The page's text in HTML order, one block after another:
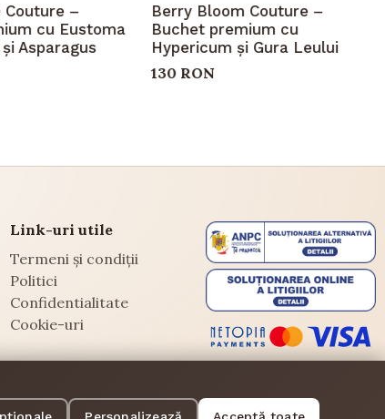
Couture –
cu Eustoma
Asparagus
Berry Bloom Couture –
Buchet premium cu
Hypericum și Gura Leului
130 RON
Link-uri utile
Termeni și condiții
Politici
Confidentialitate
Cookie-uri
Personalizează Acceptă toate